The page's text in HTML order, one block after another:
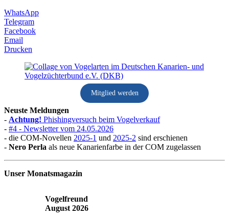
WhatsApp
Telegram
Facebook
Email
Drucken
Mitglied werden
Neuste Meldungen
- Achtung! Phishingversuch beim Vogelverkauf
- #4 - Newsletter vom 24.05.2026
- die COM-Novellen 2025-1 und 2025-2 sind erschienen
- Nero Perla als neue Kanarienfarbe in der COM zugelassen
Unser Monatsmagazin
Vogelfreund
August 2026